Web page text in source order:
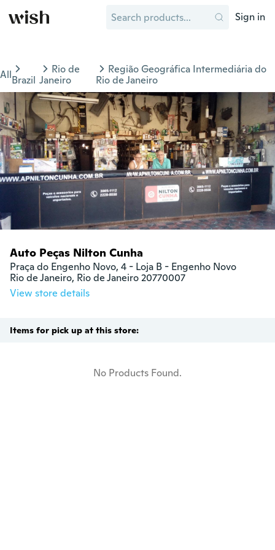
Sign in
AllBrazil
Rio de
Janeiro
Região Geográfica Intermediária do
Rio de Janeiro
Auto Peças Nilton Cunha
Praça do Engenho Novo, 4 - Loja B - Engenho Novo
Rio de Janeiro, Rio de Janeiro 20770007
View store details
Items for pick up at this store:
No Products Found.